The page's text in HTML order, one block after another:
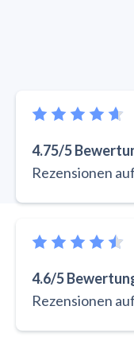
4.75/5
Rezensionen
4.6/5
Rezensionen